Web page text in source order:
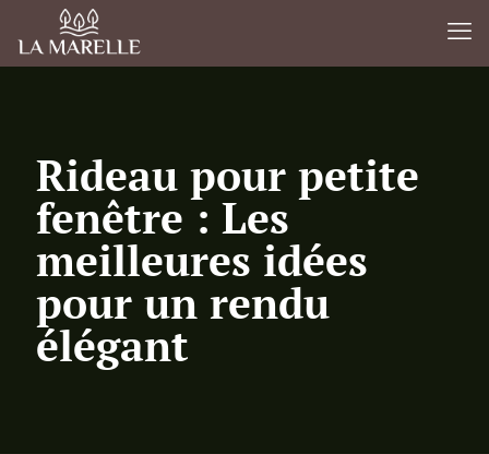
Rideau pour petite
fenêtre : Les
meilleures idées
pour un rendu
élégant